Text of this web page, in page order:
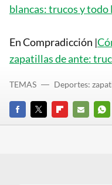
blancas: trucos y todo
En Compradicción |
zapatillas de ante:
FACEBOOK
TWITTERFLIPBOARD
E-
TEMAS Deportes: